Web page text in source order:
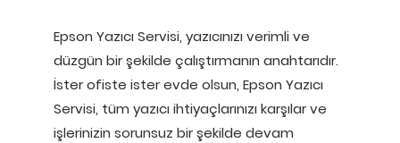
Epson Yazıcı Servisi, yazıcınızı verimli ve
düzgün bir şekilde çalıştırmanın anahtarıdır.
İster ofiste ister evde olsun, Epson Yazıcı
Servisi, tüm yazıcı ihtiyaçlarınızı karşılar ve
işlerinizin sorunsuz bir şekilde devam